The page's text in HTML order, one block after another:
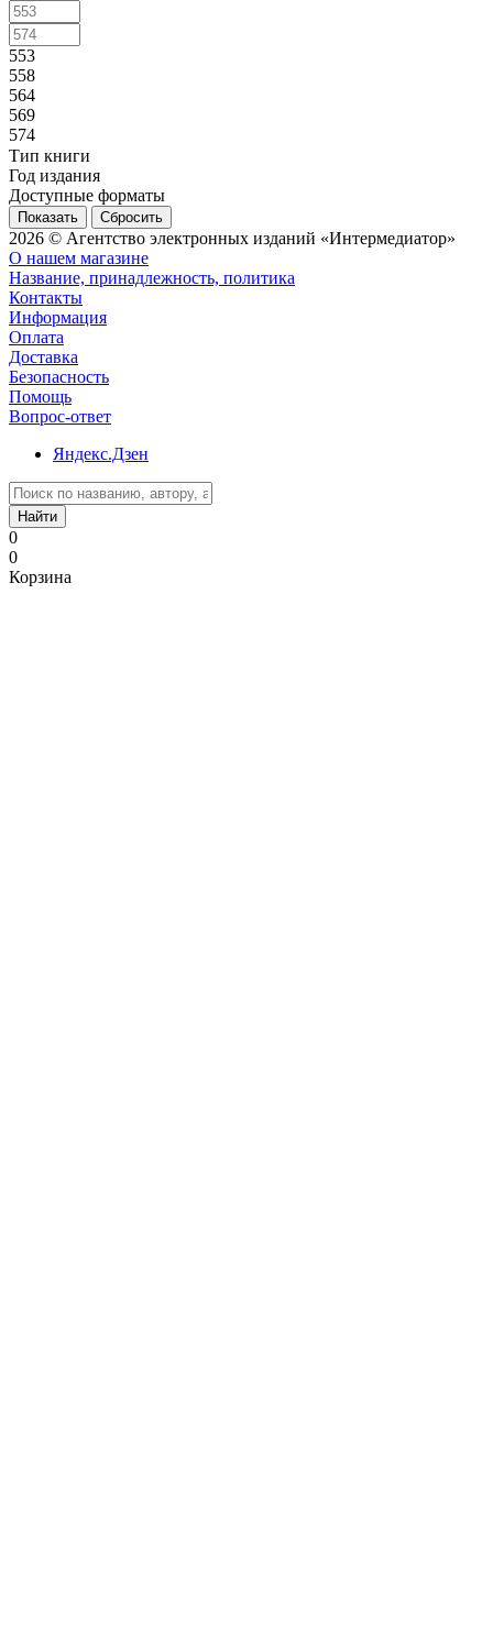
553
558
564
569
574
Тип книги
Год издания
Доступные форматы
Сбросить
2026 © Агентство электронных изданий «Интермедиатор»
О нашем магазине
Название, принадлежность, политика
Контакты
Информация
Оплата
Доставка
Безопасность
Помощь
Вопрос-ответ
Яндекс.Дзен
Найти
0
0
Корзина